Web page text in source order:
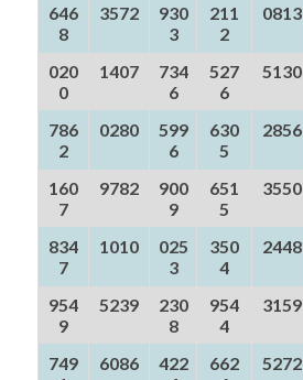
646
8
3572
930
3
211
2
0813
020
0
1407
734
6
527
6
5130
786
2
0280
599
6
630
5
2856
160
7
9782
900
9
651
5
3550
834
7
1010
025
3
350
4
2448
954
9
5239
230
8
954
4
3159
749
6086
422
662
5272